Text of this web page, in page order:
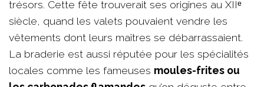
trésors. Cette fête trouverait ses origines au XIIᵉ
siècle, quand les valets pouvaient vendre les
vêtements dont leurs maîtres se débarrassaient.
La braderie est aussi réputée pour les spécialités
locales comme les fameuses moules-frites ou